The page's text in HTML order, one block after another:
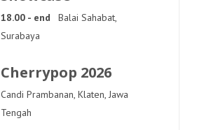
18.00 - end
Balai Sahabat,
Surabaya
Cherrypop 2026
Candi Prambanan, Klaten, Jawa
Tengah